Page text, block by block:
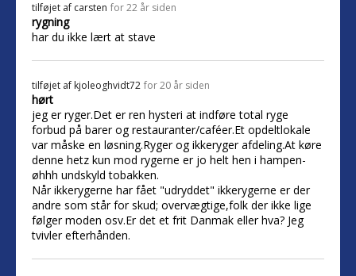
tilføjet af carsten for 22 år siden
rygning
har du ikke lært at stave
tilføjet af kjoleoghvidt72 for 20 år siden
hørt
jeg er ryger.Det er ren hysteri at indføre total ryge
forbud på barer og restauranter/caféer.Et opdeltlokale
var måske en løsning.Ryger og ikkeryger afdeling.At køre
denne hetz kun mod rygerne er jo helt hen i hampen-
øhhh undskyld tobakken.
Når ikkerygerne har fået "udryddet" ikkerygerne er der
andre som står for skud; overvægtige,folk der ikke lige
følger moden osv.Er det et frit Danmak eller hva? Jeg
tvivler efterhånden.